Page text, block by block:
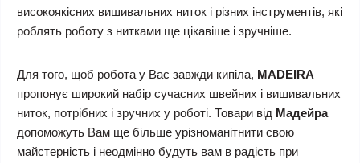
високоякісних вишивальних ниток і різних інструментів, які
роблять роботу з нитками ще цікавіше і зручніше.
Для того, щоб робота у Вас завжди кипіла, MADEIRA
пропонує широкий набір сучасних швейних і вишивальних
ниток, потрібних і зручних у роботі. Товари від Мадейра
допоможуть Вам ще більше урізноманітнити свою
майстерність і неодмінно будуть вам в радість при